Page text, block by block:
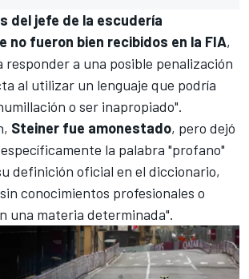
del jefe de la escudería
no fueron bien recibidos en la FIA,
a una posible penalización
al utilizar un lenguaje que podría
o ser inapropiado".
Steiner fue amonestado, pero dejó
la palabra "profano"
definición oficial en el diccionario,
conocimientos profesionales o
una materia determinada".